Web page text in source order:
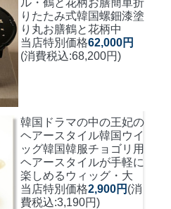
りたたみ式韓国螺鈿漆塗
り丸お膳鶴と花柄中
当店特別価格62,000円
(消費税込:68,200円)
韓国ドラマの中の王妃の
ヘアースタイル韓国ウイ
ッグ韓国韓服チョゴリ用
ヘアースタイルが手軽に
楽しめるウィッグ・大
当店特別価格2,900円 (消
費税込:3,190円)